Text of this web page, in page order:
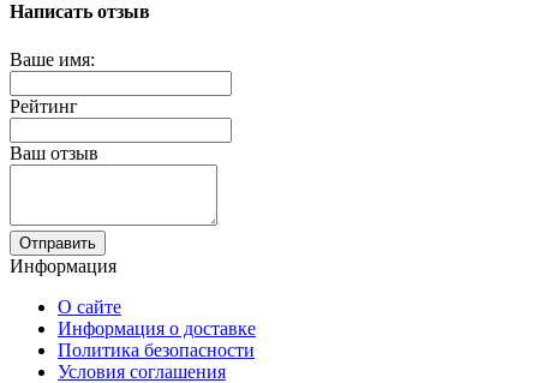
Написать отзыв
Ваше имя:
Рейтинг
Ваш отзыв
Отправить
Информация
О сайте
Информация о доставке
Политика безопасности
Условия соглашения